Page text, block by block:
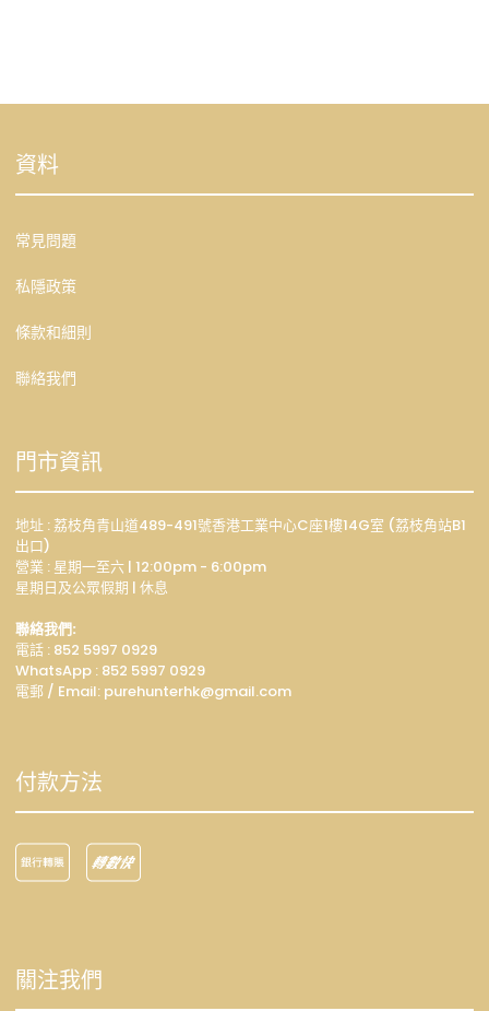
資料
常見問題
私隱政策
條款和細則
聯絡我們
門市資訊
地址 : 荔枝角青山道489-491號香港工業中心C座1樓14G室 (荔枝角站B1
出口)
營業 : 星期一至六 | 12:00pm - 6:00pm
星期日及公眾假期 | 休息
聯絡我們:
電話 : 852 5997 0929
WhatsApp : 852 5997 0929
電郵 / Email: purehunterhk@gmail.com
付款方法
關注我們